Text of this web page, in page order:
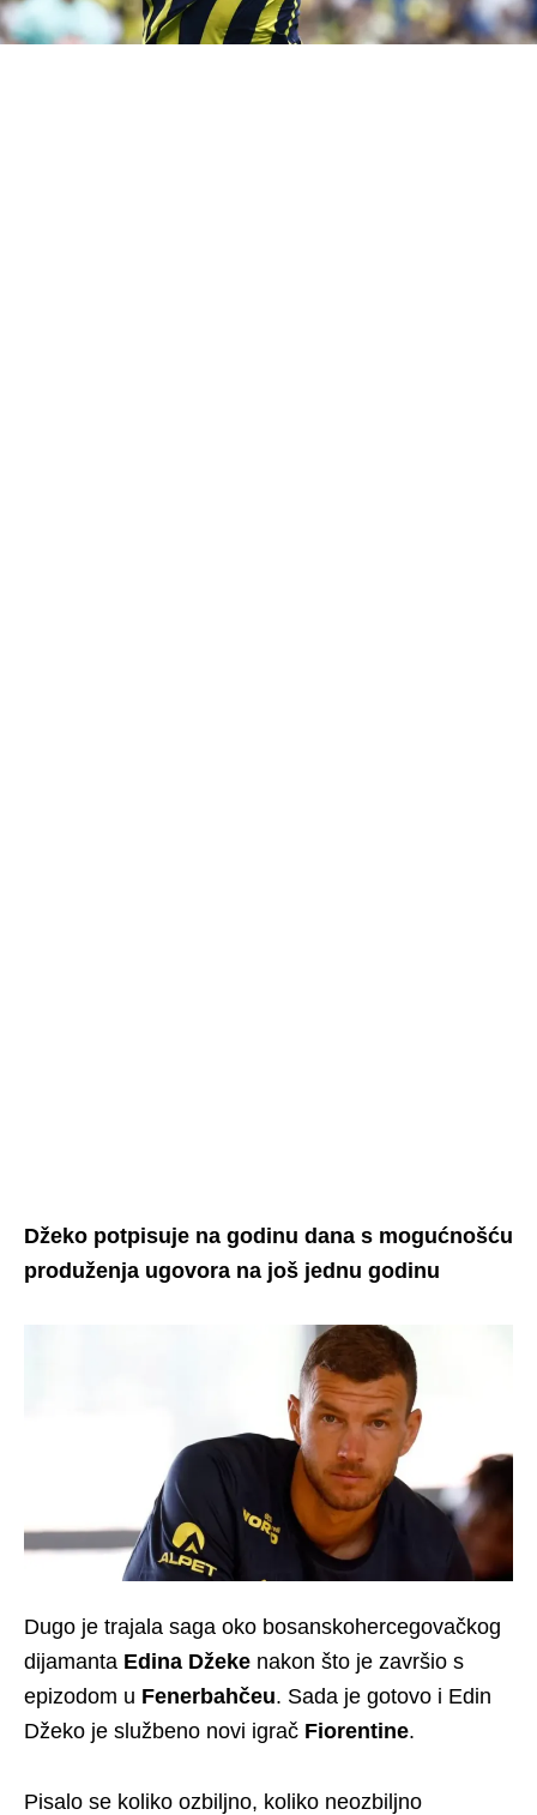
Džeko potpisuje na godinu dana s mogućnošću
produženja ugovora na još jednu godinu
Dugo je trajala saga oko bosanskohercegovačkog
dijamanta Edina Džeke nakon što je završio s
epizodom u Fenerbahčeu. Sada je gotovo i Edin
Džeko je službeno novi igrač Fiorentine.
Pisalo se koliko ozbiljno, koliko neozbiljno